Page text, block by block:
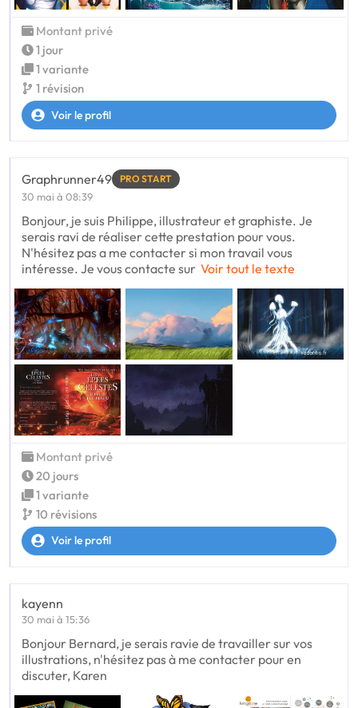
Montant privé
1 jour
1 variante
1 révision
Voir le profil
Graphrunner49 PRO START
30 mai à 08:39
Bonjour, je suis Philippe, illustrateur et graphiste. Je
serais ravi de réaliser cette prestation pour vous.
N'hésitez pas a me contacter si mon travail vous
intéresse. Je vous contacte sur Voir tout le texte
Montant privé
20 jours
1 variante
10 révisions
Voir le profil
kayenn
30 mai à 15:36
Bonjour Bernard, je serais ravie de travailler sur vos
illustrations, n'hésitez pas à me contacter pour en
discuter, Karen